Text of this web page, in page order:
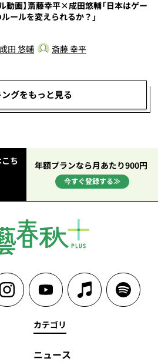
動画】斎藤幸平×成田悠輔「日本はゲー
ールを変えられるか？」
成田 悠輔 斎藤 幸平
グをもっと見る
ち
年額プランなら月あたり900円
今すぐ登録する≫
カテゴリ
ニュース